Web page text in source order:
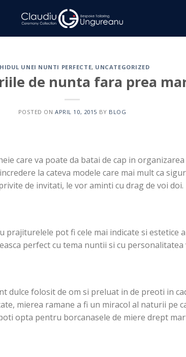
UNEI NUNTI PERFECTE, UNCATEGORIZED
de nunta fara prea
POSTED ONAPRIL 10, 2015 BY BLOG
care va poate da batai de cap in
la cateva modele care mai mult ca
de invitati, le vor aminti cu drag de voi doi.
pot fi cele mai indicate si estetice
perfect cu tema nuntii si cu
dulce folosit de om si preluat in de preoti in
mierea ramane a fi un miracol al naturii pe
opta pentru borcanasele de miere drept